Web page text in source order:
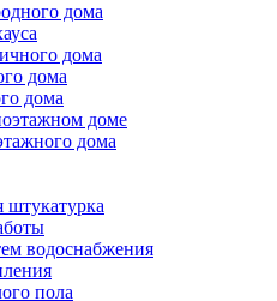
дома
дома
дома
дома
доме
дома
штукатурка
водоснабжения
пола